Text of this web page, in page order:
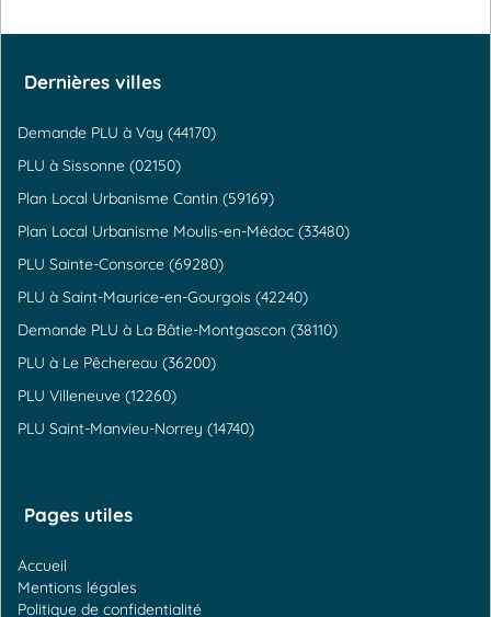
Dernières villes
Demande PLU à Vay (44170)
PLU à Sissonne (02150)
Plan Local Urbanisme Cantin (59169)
Plan Local Urbanisme Moulis-en-Médoc (33480)
PLU Sainte-Consorce (69280)
PLU à Saint-Maurice-en-Gourgois (42240)
Demande PLU à La Bâtie-Montgascon (38110)
PLU à Le Pêchereau (36200)
PLU Villeneuve (12260)
PLU Saint-Manvieu-Norrey (14740)
Pages utiles
Accueil
Mentions légales
Politique de confidentialité